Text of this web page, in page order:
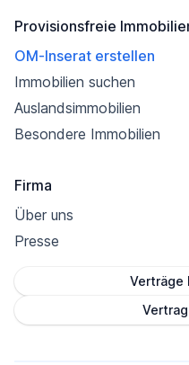
Provisionsfreie
OM-Inserat erstellen
Immobilien suchen
Auslandsimmobilien
Besondere Immobilien
Firma
Über uns
Presse
Verträge